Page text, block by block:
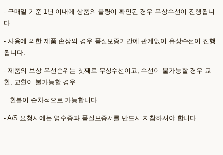
- 구매일 기준 1년 이내에 상품의 불량이 확인된 경우 무상수선이 진행됩니
다.
- 사용에 의한 제품 손상의 경우 품질보증기간에 관계없이 유상수선이 진행
됩니다.
- 제품의 보상 우선순위는 첫째로 무상수선이고, 수선이 불가능할 경우 교
환, 교환이 불가능할 경우
환불이 순차적으로 가능합니다
- A/S 요청시에는 영수증과 품질보증서를 반드시 지참하셔야 합니다.